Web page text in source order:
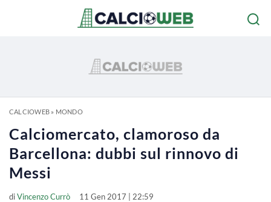
CALCIOWEB» MONDO
Calciomercato, clamoroso da
Barcellona: dubbi sul rinnovo di
Messi
diVincenzo Currò 11 Gen 2017 | 22:59